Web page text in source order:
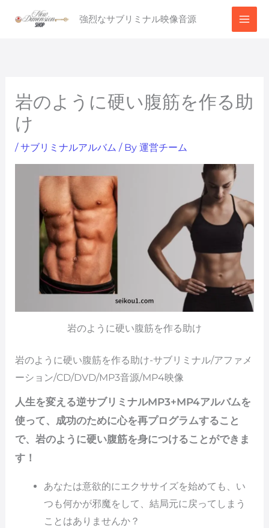
強烈なサブリミナル映像音源
岩のように硬い腹筋を作る助
け
/サブリミナルアルバム / By 運営チーム
岩のように硬い腹筋を作る助け
岩のように硬い腹筋を作る助け-サブリミナル/アファメ
ーション/CD/DVD/MP3音源/MP4映像
人生を変える逆サブリミナルMP3+MP4アルバムを
使って、成功のために心を再プログラムすること
で、岩のように硬い腹筋を身につけることができま
す！
あなたは意欲的にエクササイズを始めても、い
つも何かが邪魔をして、結局元に戻ってしまう
ことはありませんか？